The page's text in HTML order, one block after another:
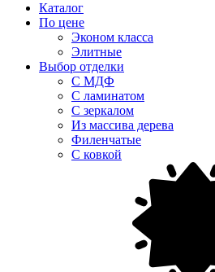
Каталог
По цене
Эконом класса
Элитные
Выбор отделки
С МДФ
С ламинатом
С зеркалом
Из массива дерева
Филенчатые
С ковкой